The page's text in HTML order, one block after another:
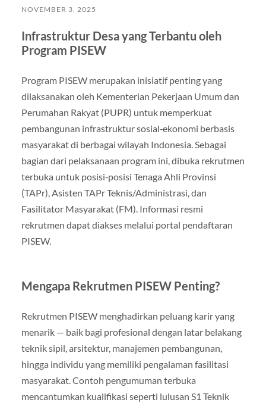
NOVEMBER 3, 2025
Infrastruktur Desa yang Terbantu oleh
Program PISEW
Program PISEW merupakan inisiatif penting yang
dilaksanakan oleh Kementerian Pekerjaan Umum dan
Perumahan Rakyat (PUPR) untuk memperkuat
pembangunan infrastruktur sosial‑ekonomi berbasis
masyarakat di berbagai wilayah Indonesia. Sebagai
bagian dari pelaksanaan program ini, dibuka rekrutmen
terbuka untuk posisi‑posisi Tenaga Ahli Provinsi
(TAPr), Asisten TAPr Teknis/Administrasi, dan
Fasilitator Masyarakat (FM). Informasi resmi
rekrutmen dapat diakses melalui portal pendaftaran
PISEW.
Mengapa Rekrutmen PISEW Penting?
Rekrutmen PISEW menghadirkan peluang karir yang
menarik — baik bagi profesional dengan latar belakang
teknik sipil, arsitektur, manajemen pembangunan,
hingga individu yang memiliki pengalaman fasilitasi
masyarakat. Contoh pengumuman terbuka
mencantumkan kualifikasi seperti lulusan S1 Teknik